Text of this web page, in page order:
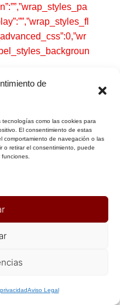
de
como las cookies para
El consentimiento de estas
comportamiento de navegación o las
o retirar el consentimiento, puede
Aviso Legal